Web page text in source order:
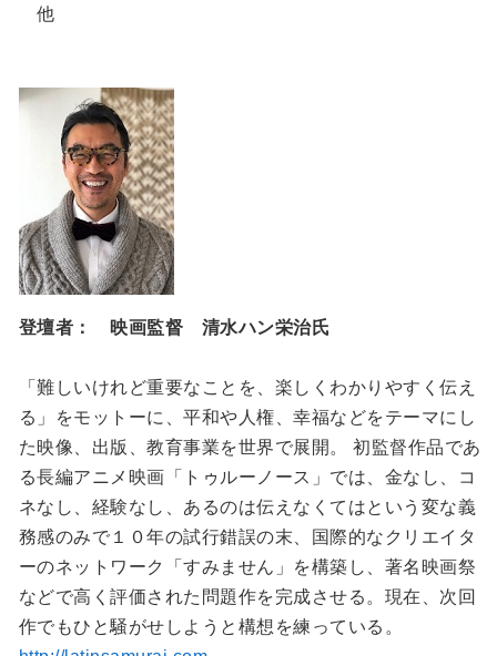
他
登壇者： 映画監督 清水ハン栄治氏
「難しいけれど重要なことを、楽しくわかりやすく伝え
る」をモットーに、平和や人権、幸福などをテーマにし
た映像、出版、教育事業を世界で展開。 初監督作品であ
る長編アニメ映画「トゥルーノース」では、金なし、コ
ネなし、経験なし、あるのは伝えなくてはという変な義
務感のみで１０年の試行錯誤の末、国際的なクリエイタ
ーのネットワーク「すみません」を構築し、著名映画祭
などで高く評価された問題作を完成させる。現在、次回
作でもひと騒がせしようと構想を練っている。